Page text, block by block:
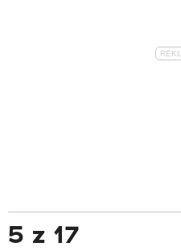
5 z 17